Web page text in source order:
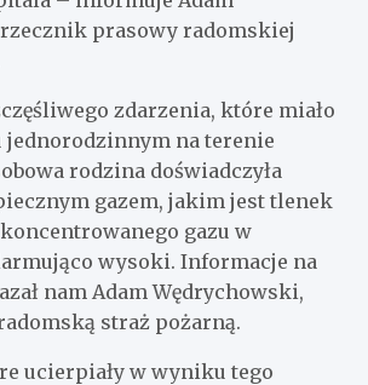
prasowy radomskiej
zdarzenia, które miało
jednorodzinnym na terenie
rodzina doświadczyła
gazem, jakim jest tlenek
gazu w
wysoki. Informacje na
nam Adam Wędrychowski,
straż pożarną.
ucierpiały w wyniku tego